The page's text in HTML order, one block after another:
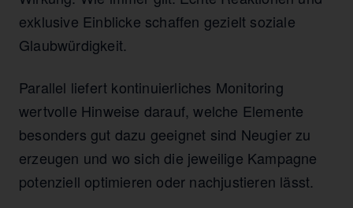
exklusive Einblicke schaffen gezielt soziale
Glaubwürdigkeit.
Parallel liefert kontinuierliches Monitoring
wertvolle Hinweise darauf, welche Elemente
besonders gut dazu geeignet sind Neugier zu
erzeugen und wo sich die jeweilige Kampagne
potenziell optimieren oder nachjustieren lässt.